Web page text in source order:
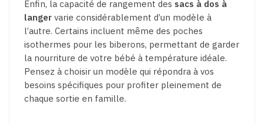
Enfin, la capacité de rangement des sacs à dos à
langer varie considérablement d’un modèle à
l’autre. Certains incluent même des poches
isothermes pour les biberons, permettant de garder
la nourriture de votre bébé à température idéale.
Pensez à choisir un modèle qui répondra à vos
besoins spécifiques pour profiter pleinement de
chaque sortie en famille.